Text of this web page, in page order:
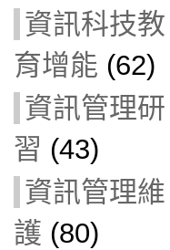
資訊科技教
育增能 (62)
資訊管理研
習 (43)
資訊管理維
護 (80)